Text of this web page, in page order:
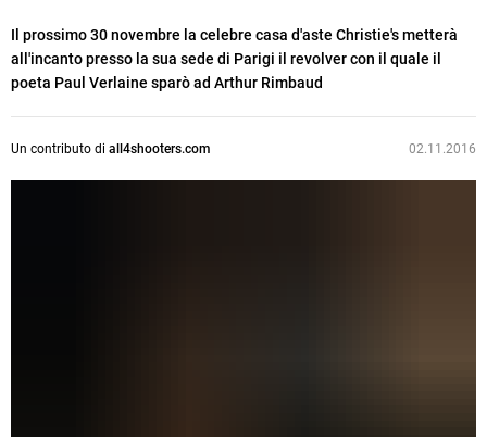
Il prossimo 30 novembre la celebre casa d'aste Christie's metterà
all'incanto presso la sua sede di Parigi il revolver con il quale il
poeta Paul Verlaine sparò ad Arthur Rimbaud
Un contributo di all4shooters.com 02.11.2016